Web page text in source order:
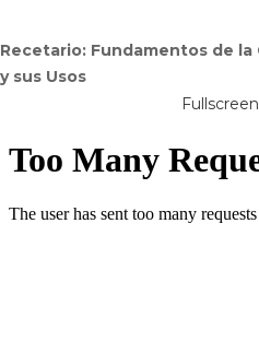
Recetario: Fundamentos de la
y sus Usos